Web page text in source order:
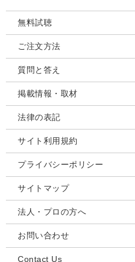
無料試聴
ご注文方法
質問と答え
掲載情報・取材
法律の表記
サイト利用規約
プライバシーポリシー
サイトマップ
法人・プロの方へ
お問い合わせ
Contact Us